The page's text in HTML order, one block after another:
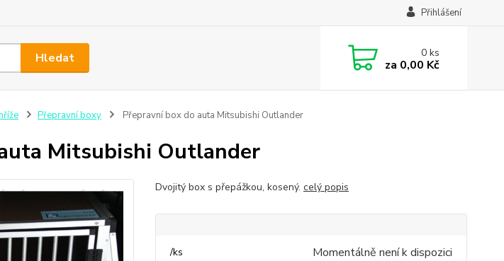
Přihlášení
Hledat 0ks
za 0,00 Kč
Přepravní boxy Přepravní box do auta Mitsubishi Outlander
Mitsubishi Outlander
Dvojitý box s přepážkou, kosený. celý popis
/ks Momentálně není k dispozici